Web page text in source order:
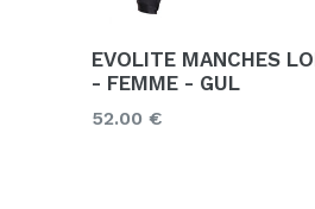
EVOLITE MANCHES
- FEMME - GUL
Prix
52.00 €